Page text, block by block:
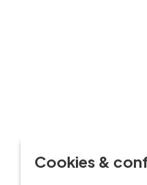
Cookies &